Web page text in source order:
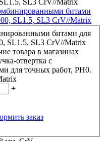
битами
SL1.5, SL3 CrV//Matrix
товара в магазинах
отвертка с
для точных работ, PH0.
+
заказ